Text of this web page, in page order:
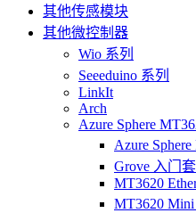
其他传感模块
其他微控制器
Wio 系列
Seeeduino 系列
LinkIt
Arch
Azure Sphere
Azure
Grove 入门
MT3620
MT3620